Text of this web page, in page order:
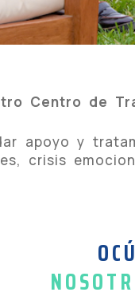
Centro de
apoyo y
crisis